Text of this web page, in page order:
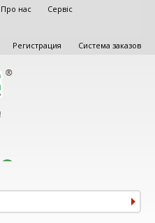
Про нас
Сервіс
Регистрация Система заказов